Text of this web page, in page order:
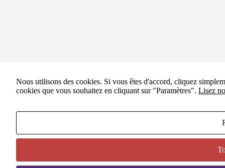
Nous utilisons des cookies. Si vous êtes d'accord, cliquez
cookies que vous souhaitez en cliquant sur "Paramètres". Lisez